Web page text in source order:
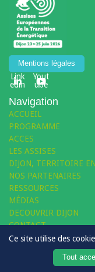
Mentions légales
Link
edin
Yout
ube
Navigation
ACCUEIL
PROGRAMME
ACCES
LES ASSISES
DIJON, TERRITOIRE
NOS PARTENAIRES
RESSOURCES
MÉDIAS
DECOUVRIR DIJON
CONTACT
© 2026
Ce site utilise des
Tout